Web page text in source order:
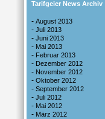
Tarifgeier News Archiv
- August 2013
- Juli 2013
- Juni 2013
- Mai 2013
- Februar 2013
- Dezember 2012
- November 2012
- Oktober 2012
- September 2012
- Juli 2012
- Mai 2012
- März 2012